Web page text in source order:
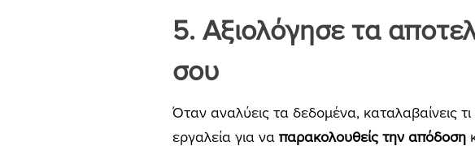
5. Αξιολόγησε τα
σου
Όταν αναλύεις τα δεδομένα, καταλαβαίνεις
εργαλεία για να παρακολουθείς την απόδοση